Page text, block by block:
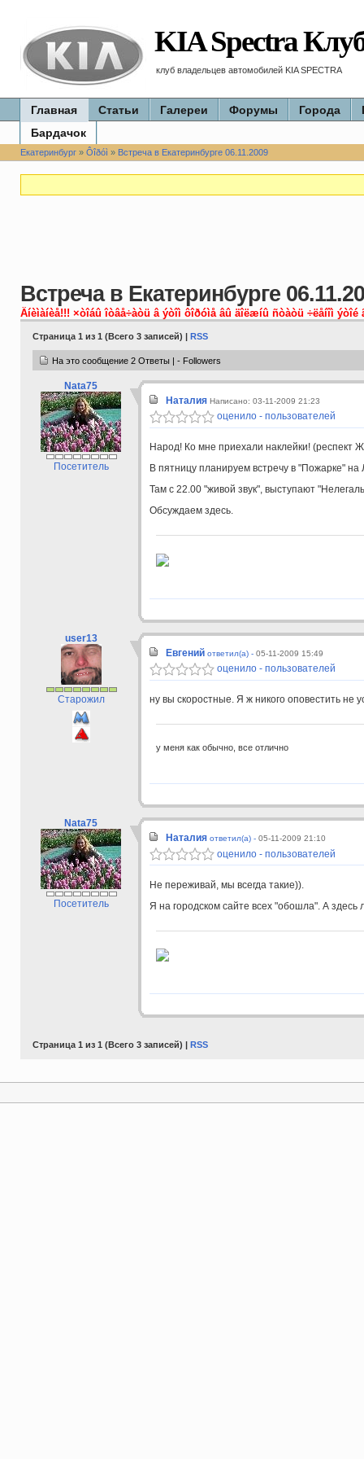
KIA Spectra
клуб владельцев автомобилей KIA SPECTRA
Главная Статьи Галереи Форумы Города
Бардачок
Екатеринбург» Ôîðóì » Встреча в Екатеринбурге 06.11.2009
Встреча в Екатеринбурге
Âíèìàíèå!!! ×òîáû îòâå÷àòü â ýòîì ôîðóìå âû äîëæíû ñòàòü ÷ëåíîì
Страница 1 из 1 (Всего 3 записей) | RSS
На это сообщение 2 Ответы | - Followers
Nata75
Посетитель
Наталия Написано: 03-11-2009 21:23
оценило - пользователей
Народ! Ко мне приехали наклейки! (респект
В пятницу планируем встречу в "Пожарке"
Там с 22.00 "живой звук", выступают
Обсуждаем здесь.
user13
Старожил
Евгений ответил(а) - 05-11-2009 15:49
оценило - пользователей
ну вы скоростные. Я ж никого оповестить не
у меня как обычно, все отлично
Nata75
Посетитель
Наталия ответил(а) - 05-11-2009 21:10
оценило - пользователей
Не переживай, мы всегда такие)).
Я на городском сайте всех "обошла". А
Страница 1 из 1 (Всего 3 записей) | RSS